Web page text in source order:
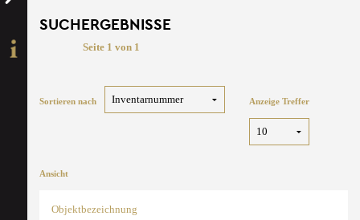
SUCHERGEBNISSE
Seite 1 von 1
Sortieren nach Anzeige Treffer
Ansicht
Objektbezeichnung